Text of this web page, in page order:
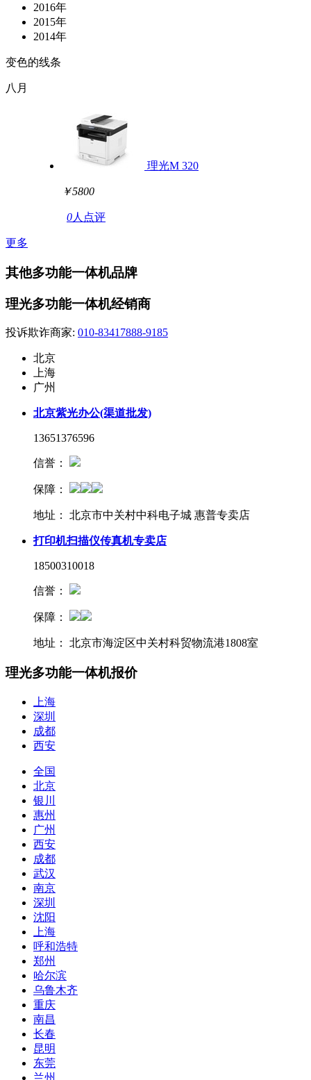
2016年
2015年
2014年
变色的线条
八月
理光M 320
￥5800
0人点评
更多
其他多功能一体机品牌
理光多功能一体机经销商
投诉欺诈商家: 010-83417888-9185
北京
上海
广州
北京紫光办公(渠道批发)
13651376596
信誉：
保障：
地址： 北京市中关村中科电子城 惠普专卖店
打印机扫描仪传真机专卖店
18500310018
信誉：
保障：
地址： 北京市海淀区中关村科贸物流港1808室
理光多功能一体机报价
上海
深圳
成都
西安
全国
北京
银川
惠州
广州
西安
成都
武汉
南京
深圳
沈阳
上海
呼和浩特
郑州
哈尔滨
乌鲁木齐
重庆
南昌
长春
昆明
东莞
兰州